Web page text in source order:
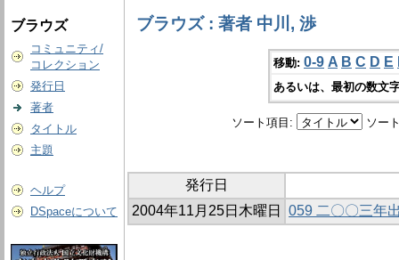
ブラウズ
コミュニティ/
コレクション
発行日
著者
タイトル
主題
ヘルプ
DSpaceについて
ブラウズ : 著者 中川, 渉
移動: 0-9 A B C D E
あるいは、最初の数文
ソート項目: ソー
発行日
2004年11月25日木曜日
059 二〇〇三年